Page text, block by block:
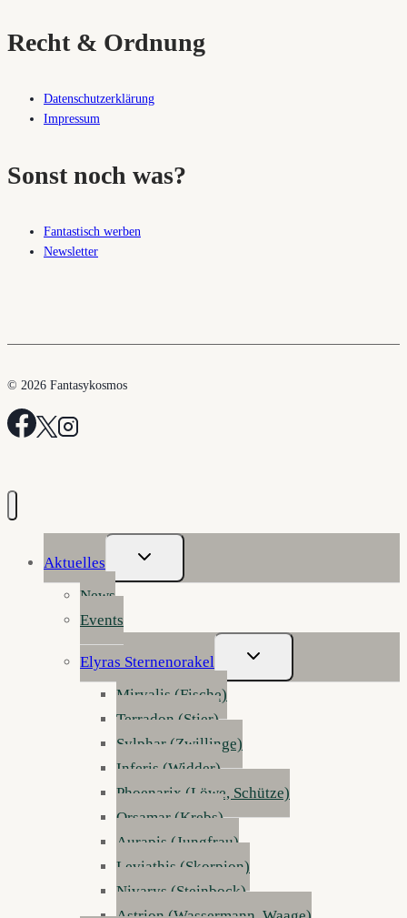
Recht & Ordnung
Datenschutzerklärung
Impressum
Sonst noch was?
Fantastisch werben
Newsletter
© 2026 Fantasykosmos
Aktuelles
Untermenü
Umschalten
News
Events
Elyras Sternenorakel
Untermenü
Umschalten
Mirvalis (Fische)
Terradon (Stier)
Sylphar (Zwillinge)
Inferis (Widder)
Phoenarix (Löwe, Schütze)
Orsamar (Krebs)
Aurapis (Jungfrau)
Leviathis (Skorpion)
Nivarys (Steinbock)